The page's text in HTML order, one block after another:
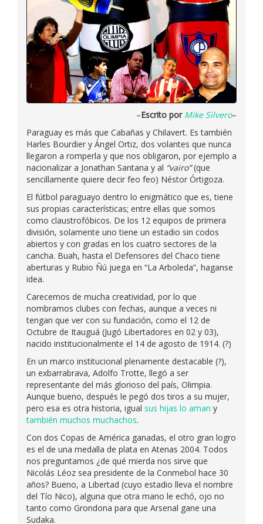
–Escrito por Mike Silvero–
Paraguay es más que Cabañas y Chilavert. Es también
Harles Bourdier y Ángel Ortiz, dos volantes que nunca
llegaron a romperla y que nos obligaron, por ejemplo a
nacionalizar a Jonathan Santana y al “vairo”(que
sencillamente quiere decir feo feo) Néstor Órtigoza.
El fútbol paraguayo dentro lo enigmático que es, tiene
sus propias características; entre ellas que somos
como claustrofóbicos. De los 12 equipos de primera
división, solamente uno tiene un estadio sin codos
abiertos y con gradas en los cuatro sectores de la
cancha. Buah, hasta el Defensores del Chaco tiene
aberturas y Rubio Ñú juega en “La Arboleda”, haganse
idea.
Carecemos de mucha creatividad, por lo que
nombramos clubes con fechas, aunque a veces ni
tengan que ver con su fundación, como el 12 de
Octubre de Itauguá (Jugó Libertadores en 02 y 03),
nacido institucionalmente el 14 de agosto de 1914. (?)
En un marco institucional plenamente destacable (?),
un exbarrabrava, Adolfo Trotte, llegó a ser
representante del más glorioso del país, Olimpia.
Aunque bueno, después le pegó dos tiros a su mujer,
pero esa es otra historia, igual sus hijas lo aman y
también muchos muchachos.
Con dos Copas de América ganadas, el otro gran logro
es el de una medalla de plata en Atenas 2004. Todos
nos preguntamos ¿de qué mierda nos sirve que
Nicolás Léoz sea presidente de la Conmebol hace 30
años? Bueno, a Libertad (cuyo estadio lleva el nombre
del Tío Nico), alguna que otra mano le echó, ojo no
tanto como Grondona para que Arsenal gane una
Sudaka.